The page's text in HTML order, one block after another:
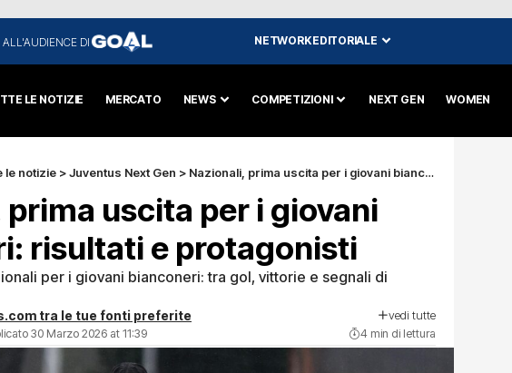
ALL'AUDIENCE DI NETWORK EDITORIALE
LE NOTIZIE MERCATO NEWS COMPETIZIONI NEXT GEN WOMEN
le notizie >Juventus Next Gen > Nazionali, prima uscita per i giovani bianconeri: risultati e protagonisti
prima uscita per i giovani
risultati e protagonisti
per i giovani bianconeri: tra gol, vittorie e segnali di
tra le tue fonti preferite vedi tutte
30 Marzo 2026 at 11:39 4 min di lettura